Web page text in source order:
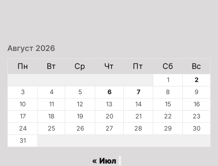
Август 2026
Пн
Вт Ср Чт Пт Сб Вс
1
2
3
4 5 6 7 8
9
10
11 12 13 14 15
16
17
18 19 20 21 22
23
24
25 26 27 28 29
30
31
« Июл